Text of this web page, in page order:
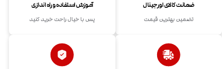
ضمانت کالای اورجینال
تضمین بهترین قیمت
آموزش استفاده و راه اندازی
پس با خیال راحت خرید کنید